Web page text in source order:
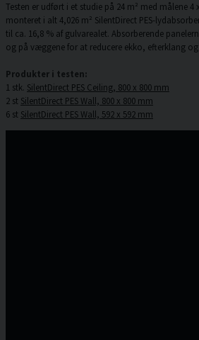
Testen er udført i et studie på 24 m² med målene 4
monteret i alt 4,026 m² SilentDirect PES-
til ca. 16,8 % af gulvarealet. Absorberende
og på væggene for at reducere ekko, efterklang og
Produkter i testen:
1 stk. SilentDirect PES Ceiling, 800 x 800 mm
2 st SilentDirect PES Wall, 800 x 800 mm
6 st SilentDirect PES Wall, 592 x 592 mm